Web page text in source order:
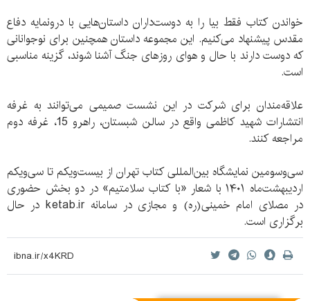
خواندن کتاب فقط بیا را به دوست‌داران داستان‌هایی با درونمایه دفاع
مقدس پیشنهاد می‌کنیم. این مجموعه داستان همچنین برای نوجوانانی
که دوست دارند با حال و هوای روزهای جنگ آشنا شوند، گزینه مناسبی
است.
علاقه‌مندان برای شرکت در این نشست صمیمی می‌توانند به غرفه
انتشارات شهید کاظمی واقع در سالن شبستان، راهرو 15، غرفه دوم
مراجعه کنند.
سی‌وسومین نمایشگاه بین‌المللی کتاب تهران از بیست‌ویکم تا سی‌ویکم
اردیبهشت‌ماه ۱۴۰۱ با شعار «با کتاب سلامتیم» در دو بخش حضوری
در مصلای امام خمینی(ره) و مجازی در سامانه ketab.ir در حال
برگزاری است.